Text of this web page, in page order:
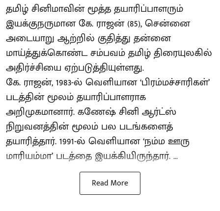
தமிழ் சினிமாவின் மூத்த தயாரிப்பாளரும்
இயக்குநருமான கே. ராஜன் (85), சென்னை
அடையாறு ஆற்றில் குதித்து தன்னை
மாய்த்துக்கொண்ட சம்பவம் தமிழ் திரையுலகில்
அதிர்ச்சியை ஏற்படுத்தியுள்ளது.
கே. ராஜன், 1983-ல் வெளியான ‘பிரம்மச்சாரிகள்’
படத்தின் மூலம் தயாரிப்பாளராக
அறிமுகமானார். கணேஷ் சினி ஆர்ட்ஸ்
நிறுவனத்தின் மூலம் பல படங்களைத்
தயாரித்தார். 1991-ல் வெளியான ‘நம்ம ஊரு
மாரியம்மா’ படத்தை இயக்கியிருந்தார். ...
Read More